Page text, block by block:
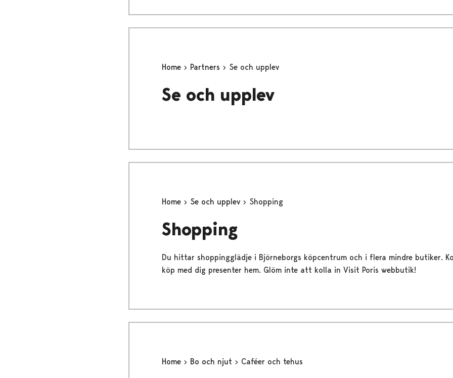
Home Partners Se och upplev
Se och upplev
Home Se och upplev Shopping
Shopping
Du hittar shoppingglädje i Björneborgs köpcentrum och i flera mindre butiker.
köp med dig presenter hem. Glöm inte att kolla in Visit Poris webbutik!
Home Bo och njut Caféer och tehus